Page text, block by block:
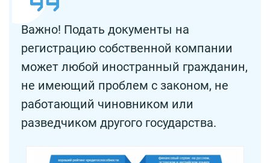
Важно! Подать документы на
регистрацию собственной компании
может любой иностранный гражданин,
не имеющий проблем с законом, не
работающий чиновником или
разведчиком другого государства.